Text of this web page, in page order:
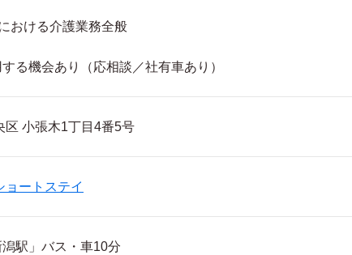
おける介護業務全般
る機会あり（応相談／社有車あり）
区 小張木1丁目4番5号
ョートステイ
潟駅」バス・車10分